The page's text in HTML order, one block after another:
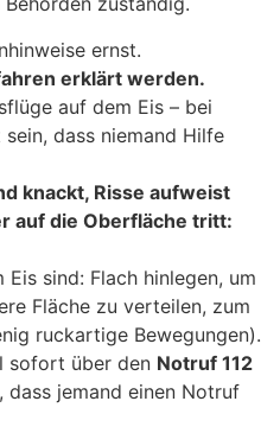
ernst.
erklärt werden.
auf dem Eis – bei
dass niemand Hilfe
knackt, Risse aufweist
auf die Oberfläche tritt:
sind: Flach hinlegen, um
Fläche zu verteilen, zum
ruckartige Bewegungen).
sofort über den Notruf 112
dass jemand einen Notruf